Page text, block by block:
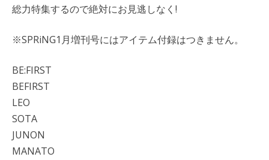
総力特集するので絶対にお見逃しなく!
※SPRiNG1月増刊号にはアイテム付録はつきません。
BE:FIRST
BEFIRST
LEO
SOTA
JUNON
MANATO